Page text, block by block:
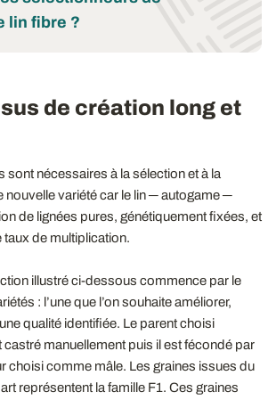
lin fibre ?
de création long et
sont nécessaires à la sélection et à la
nouvelle variété car le lin ─ autogame ─
de lignées pures, génétiquement fixées, et
taux de multiplication.
illustré ci-dessous commence par le
: l’une que l’on souhaite améliorer,
qualité identifiée. Le parent choisi
manuellement puis il est fécondé par
choisi comme mâle. Les graines issues du
représentent la famille F1. Ces graines